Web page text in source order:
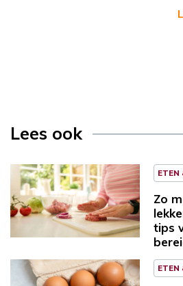
Lees ook
ETEN
Zo
tips
ETEN